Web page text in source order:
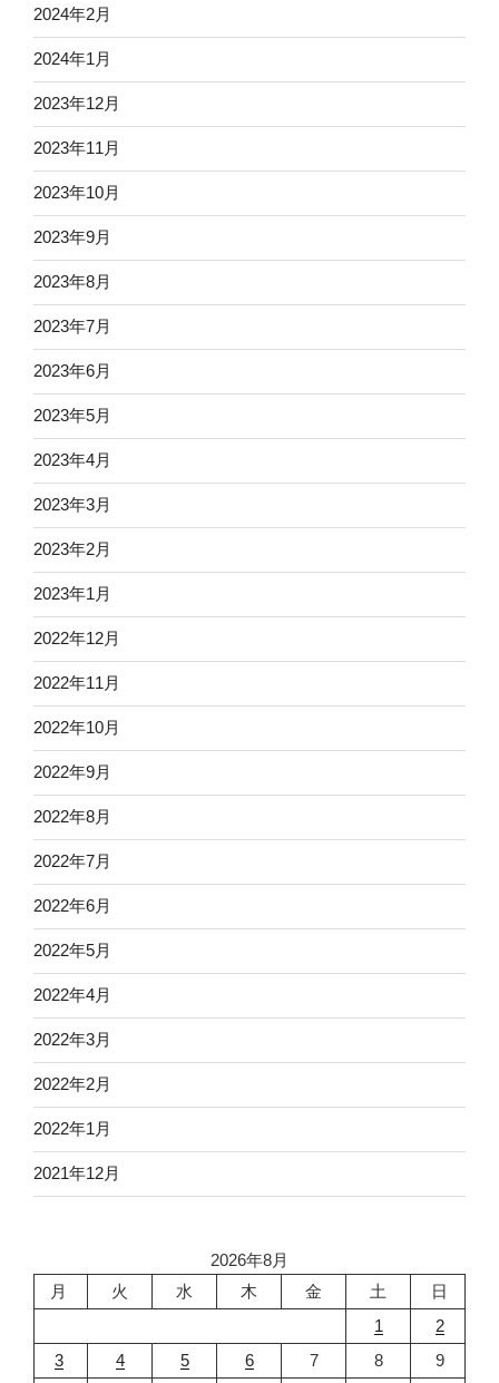
2024年2月
2024年1月
2023年12月
2023年11月
2023年10月
2023年9月
2023年8月
2023年7月
2023年6月
2023年5月
2023年4月
2023年3月
2023年2月
2023年1月
2022年12月
2022年11月
2022年10月
2022年9月
2022年8月
2022年7月
2022年6月
2022年5月
2022年4月
2022年3月
2022年2月
2022年1月
2021年12月
2026年8月
月
火 水 木 金 土
日
1
2
3
4 5 6 7 8
9